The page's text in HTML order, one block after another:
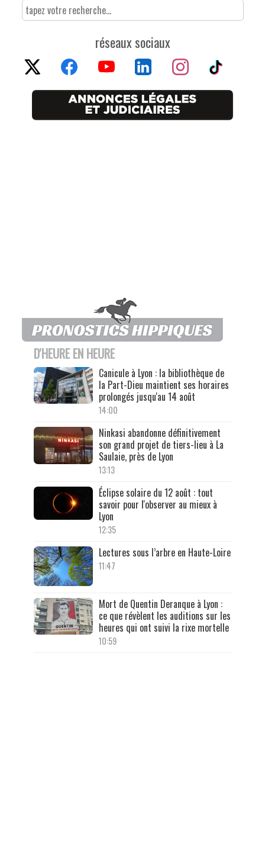
réseaux sociaux
D'HEURE EN HEURE
Canicule à Lyon : la bibliothèque de
la Part-Dieu maintient ses horaires
prolongés jusqu'au 14 août
14:00
Ninkasi abandonne définitivement
son grand projet de tiers-lieu à La
Saulaie, près de Lyon
13:13
Éclipse solaire du 12 août : tout
savoir pour l'observer au mieux à
Lyon
12:35
Lectures sous l’arbre en Haute-Loire
11:47
Mort de Quentin Deranque à Lyon :
ce que révèlent les auditions sur les
heures qui ont suivi la rixe mortelle
10:59